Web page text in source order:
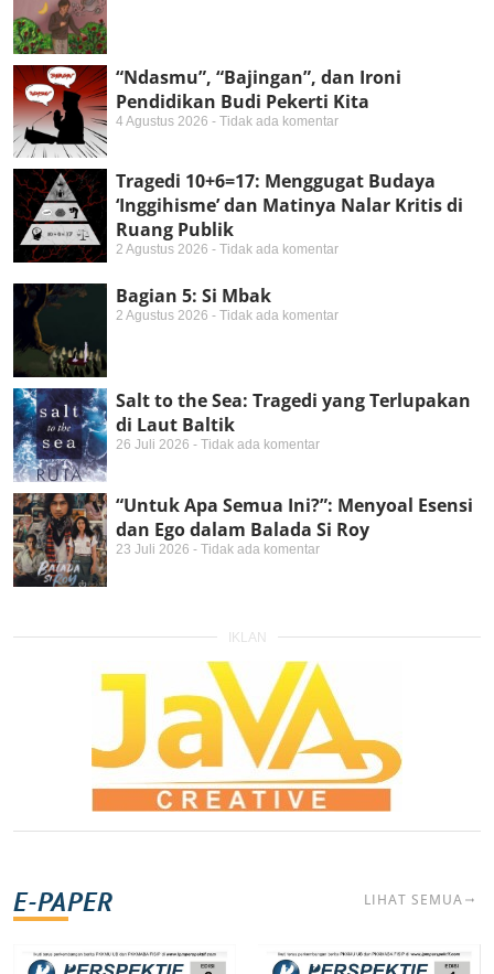
“Ndasmu”, “Bajingan”, dan Ironi
Pendidikan Budi Pekerti Kita
4 Agustus 2026 Tidak ada komentar
Tragedi 10+6=17: Menggugat Budaya
‘Inggihisme’ dan Matinya Nalar Kritis di
Ruang Publik
2 Agustus 2026 Tidak ada komentar
Bagian 5: Si Mbak
2 Agustus 2026 Tidak ada komentar
Salt to the Sea: Tragedi yang Terlupakan
di Laut Baltik
26 Juli 2026 Tidak ada komentar
“Untuk Apa Semua Ini?”: Menyoal Esensi
dan Ego dalam Balada Si Roy
23 Juli 2026 Tidak ada komentar
IKLAN
E-PAPER LIHAT SEMUA